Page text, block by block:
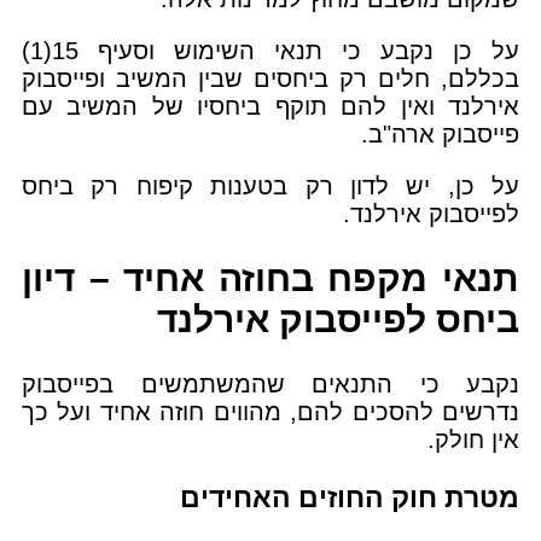
על כן נקבע כי תנאי השימוש וסעיף 15(1)
בכללם, חלים רק ביחסים שבין המשיב ופייסבוק
אירלנד ואין להם תוקף ביחסיו של המשיב עם
פייסבוק ארה"ב.
על כן, יש לדון רק בטענות קיפוח רק ביחס
לפייסבוק אירלנד.
תנאי מקפח בחוזה אחיד – דיון
ביחס לפייסבוק אירלנד
נקבע כי התנאים שהמשתמשים בפייסבוק
נדרשים להסכים להם, מהווים חוזה אחיד ועל כך
אין חולק.
מטרת חוק החוזים האחידים